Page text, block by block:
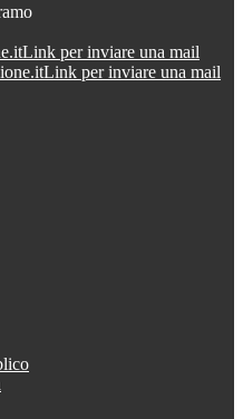
Link per inviare una mail
Link per inviare una mail